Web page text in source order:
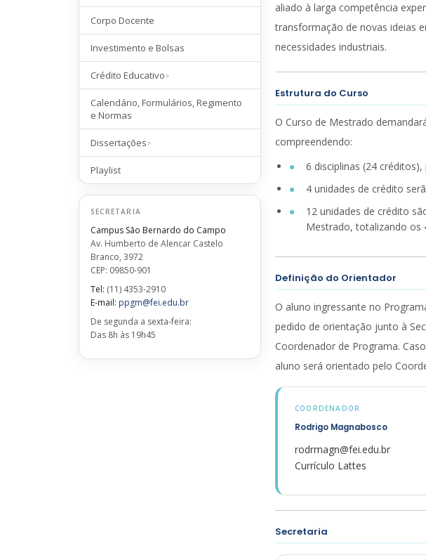
Corpo Docente
Investimento e Bolsas
Crédito Educativo
Calendário, Formulários, Regimento
e Normas
Dissertações
Playlist
SECRETARIA
Campus São Bernardo do Campo
Av. Humberto de Alencar Castelo
Branco, 3972
CEP: 09850-901
Tel: (11) 4353-2910
E-mail: ppgm@fei.edu.br
De segunda a sexta-feira:
Das 8h às 19h45
aliado à larga competência
transformação de novas ideias
necessidades industriais.
Estrutura do Curso
O Curso de Mestrado
compreendendo:
6 disciplinas (24
4 unidades de crédito
12 unidades de crédito
Mestrado, totalizando os
Definição do Orientador
O aluno ingressante no
pedido de orientação junto à
Coordenador de Programa.
aluno será orientado pelo
COORDENADOR
Rodrigo Magnabosco
rodrmagn@fei.edu.br
Currículo Lattes
Secretaria